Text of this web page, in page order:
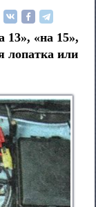
13», «на 15»,
лопатка или